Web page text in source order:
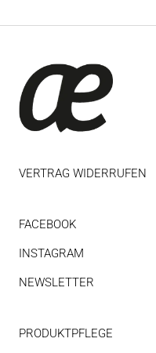
VERTRAG WIDERRUFEN
FACEBOOK
INSTAGRAM
NEWSLETTER
PRODUKTPFLEGE